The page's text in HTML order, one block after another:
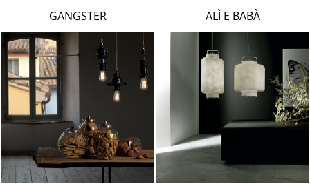
PORSCHE
CATELLANI & SMITH
VIABIZZUNO
ALÌ E BABÀ
GANGSTER